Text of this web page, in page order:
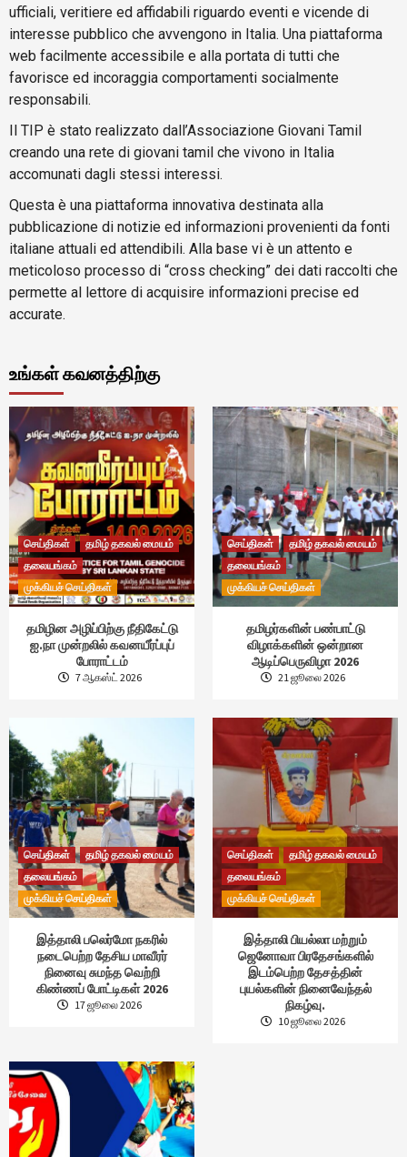
ufficiali, veritiere ed affidabili riguardo eventi e vicende di
interesse pubblico che avvengono in Italia. Una piattaforma
web facilmente accessibile e alla portata di tutti che
favorisce ed incoraggia comportamenti socialmente
responsabili.
Il TIP è stato realizzato dall’Associazione Giovani Tamil
creando una rete di giovani tamil che vivono in Italia
accomunati dagli stessi interessi.
Questa è una piattaforma innovativa destinata alla
pubblicazione di notizie ed informazioni provenienti da fonti
italiane attuali ed attendibili. Alla base vi è un attento e
meticoloso processo di “cross checking” dei dati raccolti che
permette al lettore di acquisire informazioni precise ed
accurate.
உங்கள் கவனத்திற்கு
செய்திகள்
தமிழ் தகவல் மையம்
தலையங்கம்
முக்கியச் செய்திகள்
தமிழின அழிப்பிற்கு நீதிகேட்டு
ஐ.நா முன்றலில் கவனயீர்ப்புப்
போராட்டம்
7 ஆகஸ்ட் 2026
செய்திகள்
தமிழ் தகவல் மையம்
தலையங்கம்
முக்கியச் செய்திகள்
தமிழர்களின் பண்பாட்டு
விழாக்களின் ஒன்றான
ஆடிப்பெருவிழா 2026
21 ஜூலை 2026
செய்திகள்
தமிழ் தகவல் மையம்
தலையங்கம்
முக்கியச் செய்திகள்
இத்தாலி பலெர்மோ நகரில்
நடைபெற்ற தேசிய மாவீரர்
நினைவு சுமந்த வெற்றி
கிண்ணப் போட்டிகள் 2026
17 ஜூலை 2026
செய்திகள்
தமிழ் தகவல் மையம்
தலையங்கம்
முக்கியச் செய்திகள்
இத்தாலி பியல்லா மற்றும்
ஜெனோவா பிரதேசங்களில்
இடம்பெற்ற தேசத்தின்
புயல்களின் நினைவேந்தல்
நிகழ்வு.
10 ஜூலை 2026